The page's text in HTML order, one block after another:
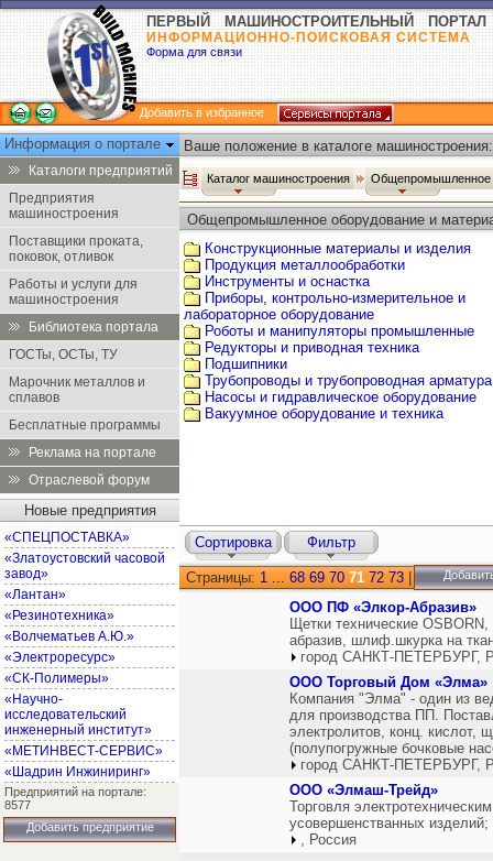
ПЕРВЫЙ МАШИНОСТРОИТЕЛЬНЫЙ ПОРТАЛ
ИНФОРМАЦИОННО-ПОИСКОВАЯ СИСТЕМА
Форма для связи
Добавить в избранное
Информация о портале
Каталоги предприятий
Предприятия
машиностроения
Поставщики проката,
поковок, отливок
Работы и услуги для
машиностроения
Библиотека портала
ГОСТы, ОСТы, ТУ
Марочник металлов и
сплавов
Бесплатные программы
Реклама на портале
Отраслевой форум
Новые предприятия
«СПЕЦПОСТАВКА»
«Златоустовский часовой
завод»
«Лантан»
«Резинотехника»
«Волчематьев А.Ю.»
«Электроресурс»
«СК-Полимеры»
«Научно-
исследовательский
инженерный институт»
«МЕТИНВЕСТ-СЕРВИС»
«Шадрин Инжиниринг»
Предприятий на портале:
8577
Добавить предприятие
Ваше положение в каталоге машиностроения:
Каталог машиностроения Общепромышленное
Общепромышленное оборудование и
Конструкционные материалы и изделия
Продукция металлообработки
Инструменты и оснастка
Приборы, контрольно-измерительное и
лабораторное оборудование
Роботы и манипуляторы промышленные
Редукторы и приводная техника
Подшипники
Трубопроводы и трубопроводная арматура
Насосы и гидравлическое оборудование
Вакуумное оборудование и техника
Сортировка Фильтр
Страницы: 1 ... 68 69 70 71 72 73
ООО ПФ «Элкор-Абразив»
Щетки технические
абразив, шлиф.шкурка на
город САНКТ-ПЕТЕРБУРГ,
ООО Торговый Дом «Элма»
Компания "Элма" - один из
для производства ПП.
электролитов, конц. кислот,
(полупогружные бочковые
город САНКТ-ПЕТЕРБУРГ,
ООО «Элмаш-Трейд»
Торговля
усовершенстванных
, Россия